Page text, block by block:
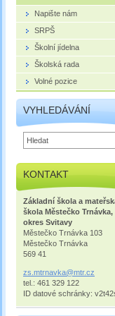
Napište nám
SRPŠ
Školní jídelna
Školská rada
Volné pozice
VYHLEDÁVÁNÍ
KONTAKT
Základní škola a
škola Městečko Trnávka,
okres Svitavy
Městečko Trnávka 103
Městečko Trnávka
569 41
zs.mtrnavka@mtr.cz
tel.: 461 329 122
ID datové schránky: